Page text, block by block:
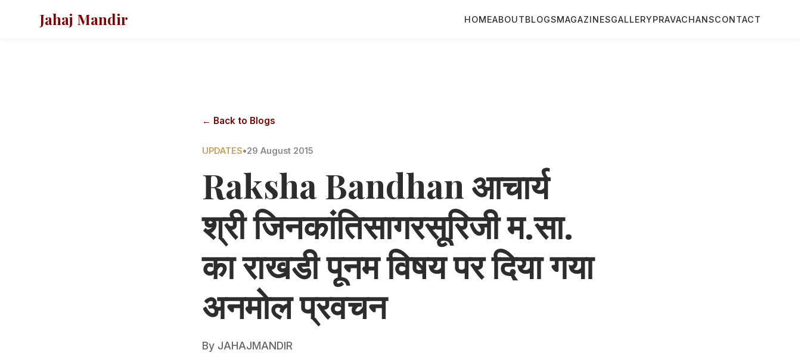
Jahaj Mandir HOMEABOUTBLOGSMAGAZINESGALLERYPRAVACHANSCONTACT
← Back to Blogs
UPDATES•29 August 2015
Raksha Bandhan आचार्य
श्री जिनकांतिसागरसूरिजी म.सा.
का राखडी पूनम विषय पर दिया गया
अनमोल प्रवचन
By JAHAJMANDIR